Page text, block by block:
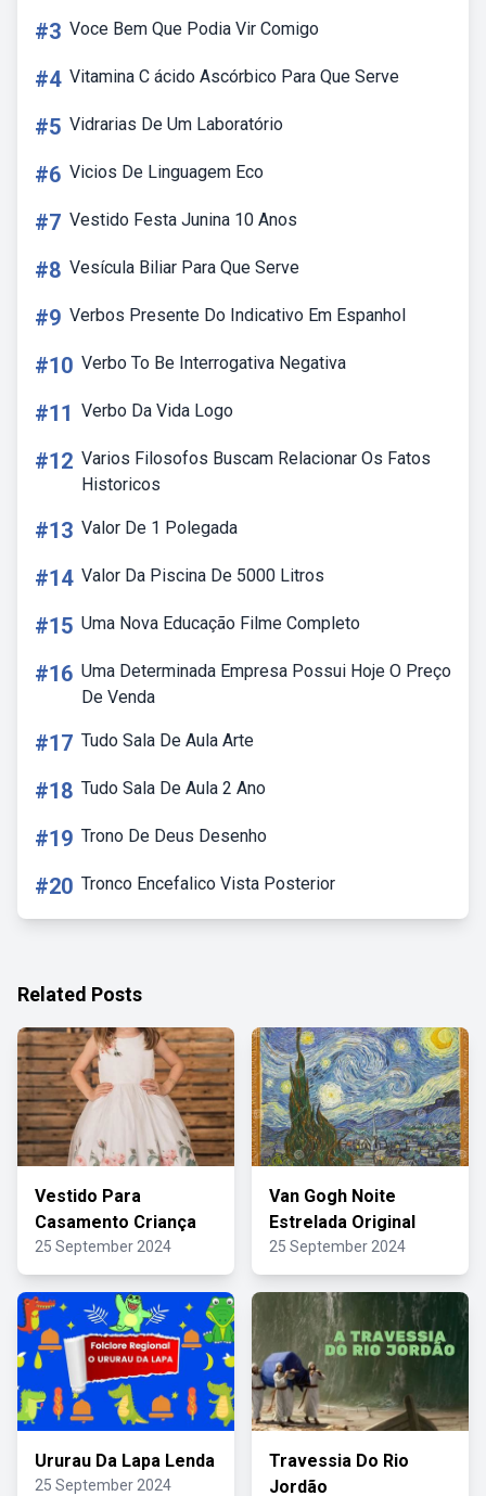
#3 Voce Bem Que Podia Vir Comigo
#4 Vitamina C ácido Ascórbico Para Que Serve
#5 Vidrarias De Um Laboratório
#6 Vicios De Linguagem Eco
#7 Vestido Festa Junina 10 Anos
#8 Vesícula Biliar Para Que Serve
#9 Verbos Presente Do Indicativo Em Espanhol
#10 Verbo To Be Interrogativa Negativa
#11 Verbo Da Vida Logo
#12 Varios Filosofos Buscam Relacionar Os Fatos
Historicos
#13 Valor De 1 Polegada
#14 Valor Da Piscina De 5000 Litros
#15 Uma Nova Educação Filme Completo
#16 Uma Determinada Empresa Possui Hoje O Preço
De Venda
#17 Tudo Sala De Aula Arte
#18 Tudo Sala De Aula 2 Ano
#19 Trono De Deus Desenho
#20 Tronco Encefalico Vista Posterior
Related Posts
Vestido Para
Casamento Criança
25 September 2024
Van Gogh Noite
Estrelada Original
25 September 2024
Ururau Da Lapa Lenda
25 September 2024
Travessia Do Rio
Jordão